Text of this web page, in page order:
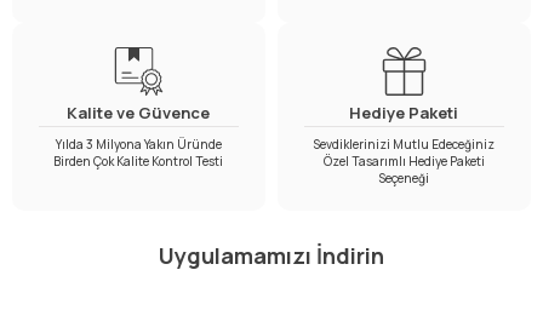
Kalite ve Güvence
Yılda 3 Milyona Yakın Üründe
Birden Çok Kalite Kontrol Testi
Hediye Paketi
Sevdiklerinizi Mutlu Edeceğiniz
Özel Tasarımlı Hediye Paketi
Seçeneği
Uygulamamızı İndirin